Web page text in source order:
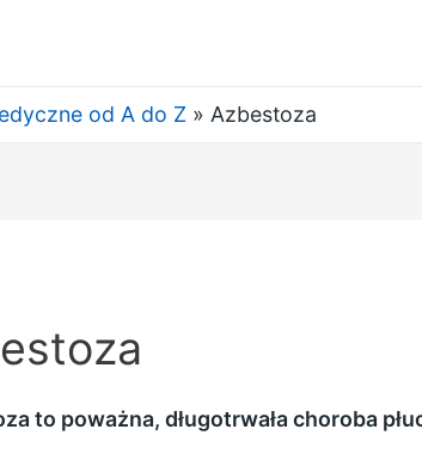
od A do Z Azbestoza
to poważna, długotrwała choroba